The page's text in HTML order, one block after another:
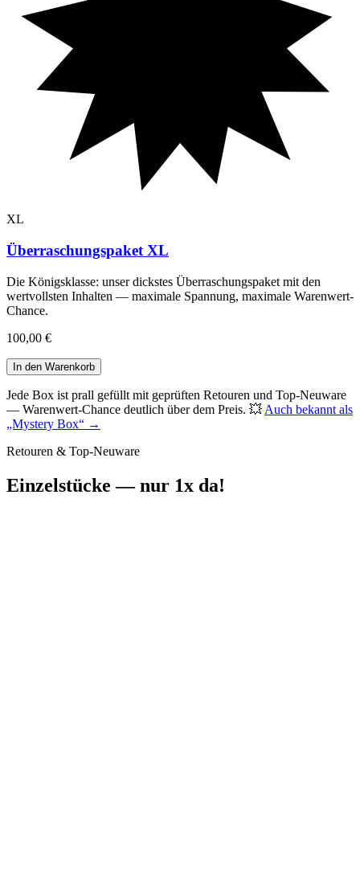
XL
Überraschungspaket XL
Die Königsklasse: unser dickstes Überraschungspaket mit den
wertvollsten Inhalten — maximale Spannung, maximale Warenwert-
Chance.
100,00 €
In den Warenkorb
Jede Box ist prall gefüllt mit geprüften Retouren und Top-Neuware
— Warenwert-Chance deutlich über dem Preis. 💥 Auch bekannt als
„Mystery Box“ →
Retouren & Top-Neuware
Einzelstücke — nur 1x da!